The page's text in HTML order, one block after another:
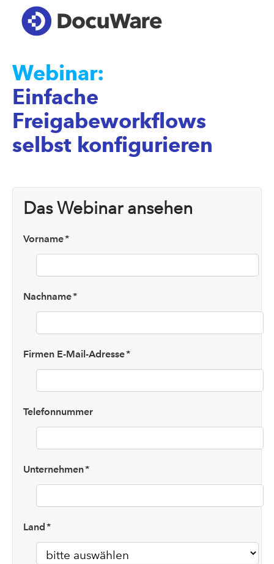
Webinar:
Einfache
Freigabeworkflows
selbst konfigurieren
Das Webinar ansehen
Vorname*
Nachname*
Firmen E-Mail-Adresse*
Telefonnummer
Unternehmen*
Land *